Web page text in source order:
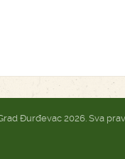
Đurđevac 2026. Sva